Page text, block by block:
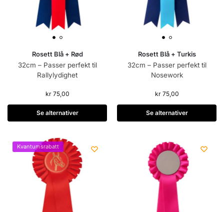
Rosett Blå + Rød
32cm – Passer perfekt til
Rallylydighet
kr75,00
Se alternativer
Rosett Blå + Turkis
32cm – Passer perfekt til
Nosework
kr75,00
Se alternativer
Kvantumsrabatt